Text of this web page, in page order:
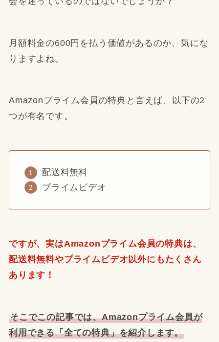
月額料金の600円を払う価値があるのか、気にな
りますよね。
Amazonプライム会員の特典と言えば、以下の2
つが有名です。
配送料無料
プライムビデオ
ですが、実はAmazonプライム会員の特典は、
配送料無料やプライムビデオ以外にもたくさん
あります！
そこでこの記事では、Amazonプライム会員が
利用できる「全ての特典」を紹介します。